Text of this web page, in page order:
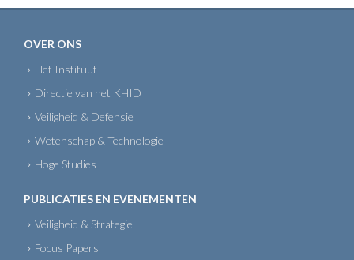
OVER ONS
Het Instituut
Directie van het KHID
Veiligheid & Defensie
Wetenschap & Technologie
Hoge Studies
PUBLICATIES EN EVENEMENTEN
Veiligheid & Strategie
Focus Papers